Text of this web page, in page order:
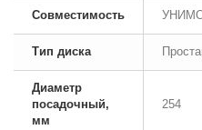
Совместимость
Тип диска
Диаметр
посадочный,
мм
254